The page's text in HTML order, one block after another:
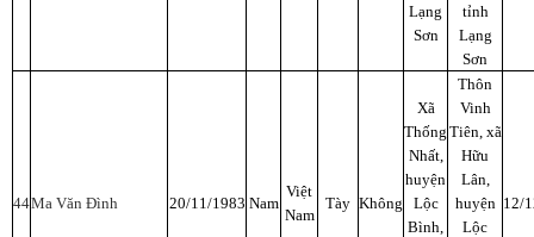
Lạng
Sơn
tỉnh
Lạng
Sơn
44Ma Văn Đình 20/11/1983 Nam
Việt
Nam
Tày Không
Xã
Thống
Nhất,
huyện
Lộc
Bình,
Thôn
Vinh
Tiên, xã
Hữu
Lân,
huyện
Lộc
12/